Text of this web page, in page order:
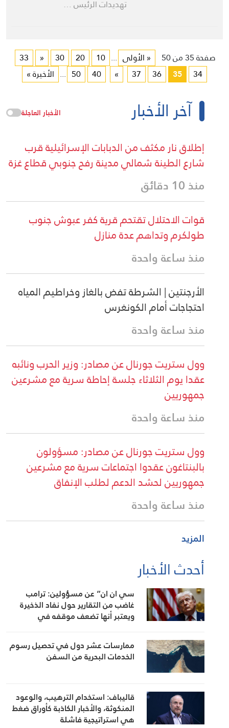
تهديدات الرئيس …
صفحة 35 من 50 « الأولى ...
10
20
30
«
33
34
35
36
37
»
40
50
... الأخيرة »
آخر الأخبار الأخبار العاجلة
إطلاق نار مكثف من الدبابات الإسرائيلية قرب
شارع الطينة شمالي مدينة رفح جنوبي قطاع غزة
منذ 10 دقائق
قوات الاحتلال تقتحم قرية كفر عبوش جنوب
طولكرم وتداهم عدة منازل
منذ ساعة واحدة
الأرجنتين | الشرطة تفض بالغاز وخراطيم المياه
احتجاجات أمام الكونغرس
منذ ساعة واحدة
وول ستريت جورنال عن مصادر: وزير الحرب ونائبه
عقدا يوم الثلاثاء جلسة إحاطة سرية مع مشرعين
جمهوريين
منذ ساعة واحدة
وول ستريت جورنال عن مصادر: مسؤولون
بالبنتاغون عقدوا اجتماعات سرية مع مشرعين
جمهوريين لحشد الدعم لطلب الإنفاق
منذ ساعة واحدة
المزيد
أحدث الأخبار
سي ان ان” عن مسؤولين: ترامب
غاضب من التقارير حول نفاد الذخيرة
ويعتبر أنها تضعف موقفه في
ممارسات عشر دول في تحصيل رسوم
الخدمات البحرية من السفن
قاليباف: استخدام الترهيب، والوعود
المنكوثة، والأخبار الكاذبة كأوراق ضغط
هي استراتيجية فاشلة